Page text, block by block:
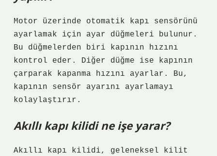
Motor üzerinde otomatik kapı sensörünü
ayarlamak için ayar düğmeleri bulunur.
Bu düğmelerden biri kapının hızını
kontrol eder. Diğer düğme ise kapının
çarparak kapanma hızını ayarlar. Bu,
kapının sensör ayarını ayarlamayı
kolaylaştırır.
Akıllı kapı kilidi ne işe yarar?
Akıllı kapı kilidi, geleneksel kilit